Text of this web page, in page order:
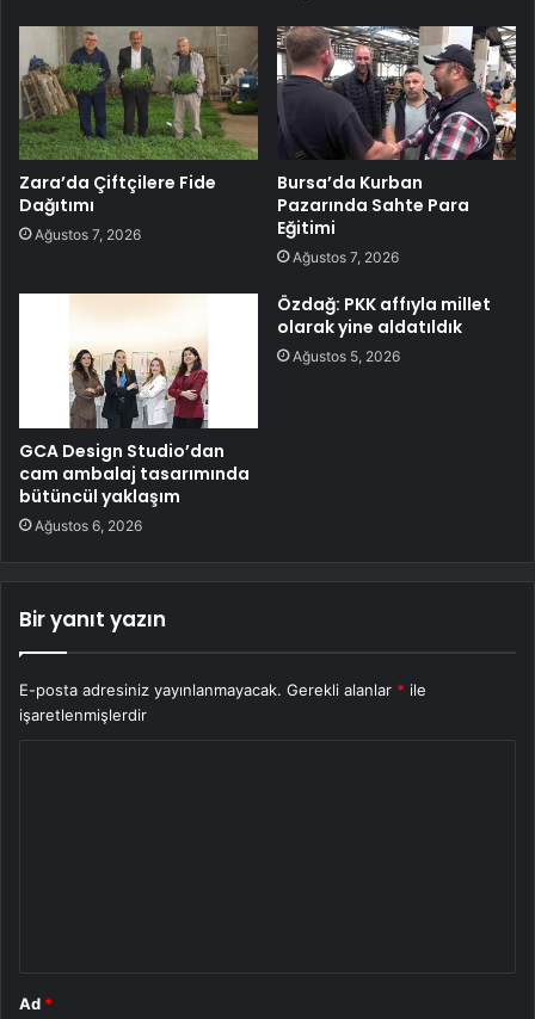
Zara’da Çiftçilere Fide
Dağıtımı
Ağustos 7, 2026
Bursa’da Kurban
Pazarında Sahte Para
Eğitimi
Ağustos 7, 2026
GCA Design Studio’dan
cam ambalaj tasarımında
bütüncül yaklaşım
Ağustos 6, 2026
Özdağ: PKK affıyla millet
olarak yine aldatıldık
Ağustos 5, 2026
Bir yanıt yazın
E-posta adresiniz yayınlanmayacak. Gerekli alanlar * ile
işaretlenmişlerdir
Ad *